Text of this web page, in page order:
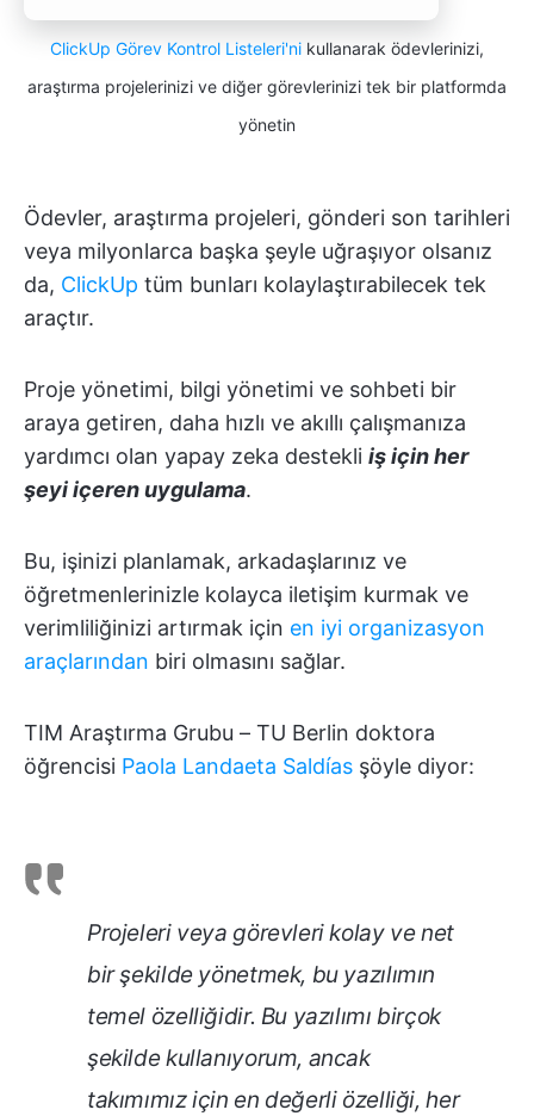
ClickUp Görev Kontrol Listeleri'ni kullanarak ödevlerinizi,
araştırma projelerinizi ve diğer görevlerinizi tek bir platformda
yönetin
Ödevler, araştırma projeleri, gönderi son tarihleri
veya milyonlarca başka şeyle uğraşıyor olsanız
da, ClickUp tüm bunları kolaylaştırabilecek tek
araçtır.
Proje yönetimi, bilgi yönetimi ve sohbeti bir
araya getiren, daha hızlı ve akıllı çalışmanıza
yardımcı olan yapay zeka destekli iş için her
şeyi içeren uygulama.
Bu, işinizi planlamak, arkadaşlarınız ve
öğretmenlerinizle kolayca iletişim kurmak ve
verimliliğinizi artırmak için en iyi organizasyon
araçlarından biri olmasını sağlar.
TIM Araştırma Grubu – TU Berlin doktora
öğrencisi Paola Landaeta Saldías şöyle diyor:
Projeleri veya görevleri kolay ve net
bir şekilde yönetmek, bu yazılımın
temel özelliğidir. Bu yazılımı birçok
şekilde kullanıyorum, ancak
takımımız için en değerli özelliği, her